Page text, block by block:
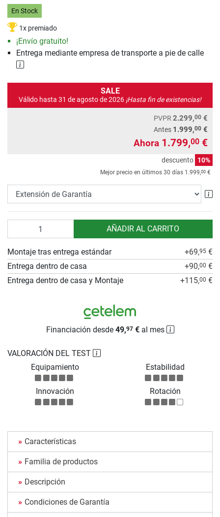
En Stock
1x premiado
¡Envío gratuito!
Entrega mediante empresa de transporte a pie de calle
SALE
Válido hasta 31 de agosto de 2026 ¡Hasta fin de existencias!
PVPR 2.299,00 €
Antes 1.999,00 €
Ahora 1.799,00 €
descuento 10%
Mejor precio en últimos 30 días 1.999,00 €
AÑADIR AL CARRITO
VALORACIÓN DEL TEST
Equipamiento
Estabilidad
Innovación Rotación
Montaje tras entrega estándar +69,95 €
Entrega dentro de casa
+90,00 €
Entrega dentro de casa y Montaje
+115,00 €
Financiación desde 49,97€al mes
Características
Familia de productos
Descripción
Condiciones de Garantía